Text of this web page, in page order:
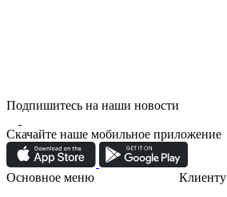
Подпишитесь на наши новости
Скачайте наше мобильное приложение
Основное меню
Клиенту